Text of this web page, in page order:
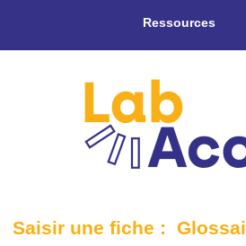
Ressources
Saisir une fiche :